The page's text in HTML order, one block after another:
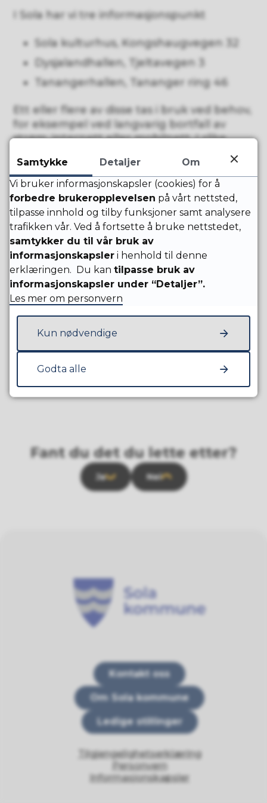
I Sola har vi tre informasjonspunkt
Sola kulturhus, Kongshaugvegen 32
Dysjalandhallen, Tjeltavegen 3
Tanangerhallen, Tananger ring 46
Ett eller flere av disse tas i bruk ved behov,
for eksempel ved langvarig bortfall av
strøm, internett eller mobilnett. I slike
situasjoner kan det være vanskelig å få
informasjon eller komme i kontakt med
kommunen på vanlig måte.
Et informasjonspunkt skal bidra til at
innbyggere og kommunen kan utveksle
informasjon når elektronisk
kommunikasjon ikke fungerer.
På informasjonspunktene vil du få
informasjon og mulighet til å melde behov
for assistanse fra nødetater.
Publisert 29.06.2026 14:27 29.06.2026 14:27
Fant du det du lette etter?
Ja Nei
Kontakt oss
Om Sola kommune
Ledige stillinger
Tilgjengelighetserklæring
Personvern
Informasjonskapsler
Samtykke Detaljer
Om
Vi bruker informasjonskapsler (cookies) for å
forbedre brukeropplevelsen på vårt nettsted,
tilpasse innhold og tilby funksjoner samt analysere
trafikken vår. Ved å fortsette å bruke nettstedet,
samtykker du til vår bruk av
informasjonskapsler i henhold til denne
erklæringen. Du kan tilpasse bruk av
informasjonskapsler under “Detaljer”.
Les mer om personvern
Kun nødvendige
Godta alle